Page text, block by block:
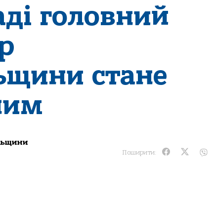
головний
стане
Поширити: